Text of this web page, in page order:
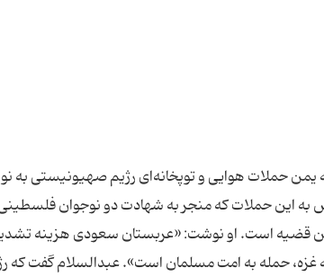
حملات هوایی و توپخانه‌ای رژیم صهیونیستی به
به این حملات که منجر به شهادت دو نوجوان
این قضیه است. او نوشت: «عربستان سعودی هزینه
غزه، حمله به امت مسلمان است». عبدالسلام گفت که